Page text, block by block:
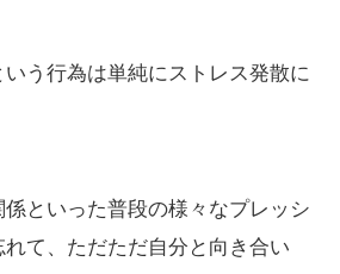
う行為は単純にストレス発散に
といった普段の様々なプレッシ
て、ただただ自分と向き合い